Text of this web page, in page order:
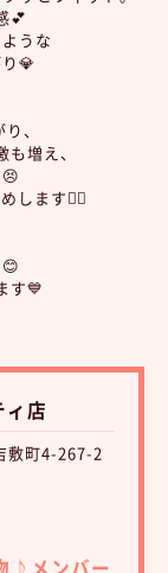
💕
うな
💎
、
増え、
します☝🏻
す💙
ィ店
敷町4-267-2
♪ メンバー